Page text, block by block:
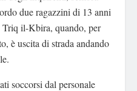
due ragazzini di 13 anni
Triq il-Kbira, quando, per
è uscita di strada andando
soccorsi dal personale